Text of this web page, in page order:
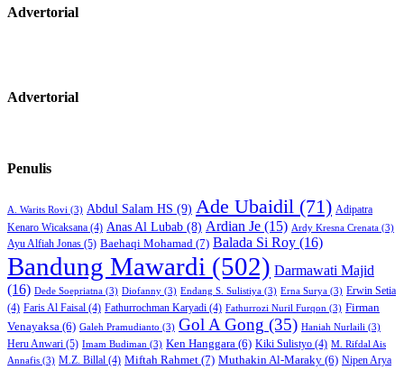
Advertorial
Advertorial
Penulis
A. Warits Rovi (3) Abdul Salam HS (9) Ade Ubaidil (71) Adipatra
Kenaro Wicaksana (4) Anas Al Lubab (8) Ardian Je (15) Ardy Kresna Crenata (3)
Ayu Alfiah Jonas (5) Baehaqi Mohamad (7) Balada Si Roy (16)
Bandung Mawardi (502) Darmawati Majid
(16) Dede Soepriatna (3) Diofanny (3) Endang S. Sulistiya (3) Erna Surya (3) Erwin Setia
(4) Faris Al Faisal (4) Fathurrochman Karyadi (4) Fathurrozi Nuril Furqon (3) Firman
Venayaksa (6) Galeh Pramudianto (3) Gol A Gong (35) Haniah Nurlaili (3)
Heru Anwari (5) Imam Budiman (3) Ken Hanggara (6) Kiki Sulistyo (4) M. Rifdal Ais
Annafis (3) M.Z. Billal (4) Miftah Rahmet (7) Muthakin Al-Maraky (6) Nipen Arya